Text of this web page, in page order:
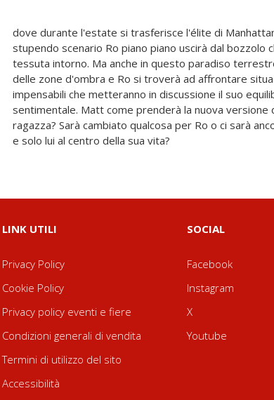
e solo lui al centro della sua vita?
LINK UTILI
Privacy Policy
Cookie Policy
Privacy policy eventi e fiere
Condizioni generali di vendita
Termini di utilizzo del sito
Accessibilità
SOCIAL
Facebook
Instagram
X
Youtube